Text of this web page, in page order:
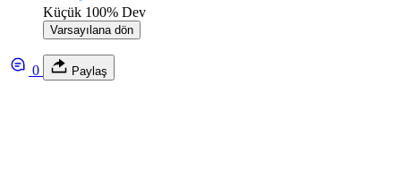
Küçük 100% Dev
Varsayılana dön
0 Paylaş